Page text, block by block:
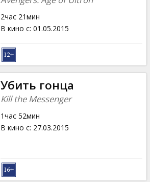
2час 21мин
В кино с: 01.05.2015
Убить гонца
Kill the Messenger
1час 52мин
В кино с: 27.03.2015